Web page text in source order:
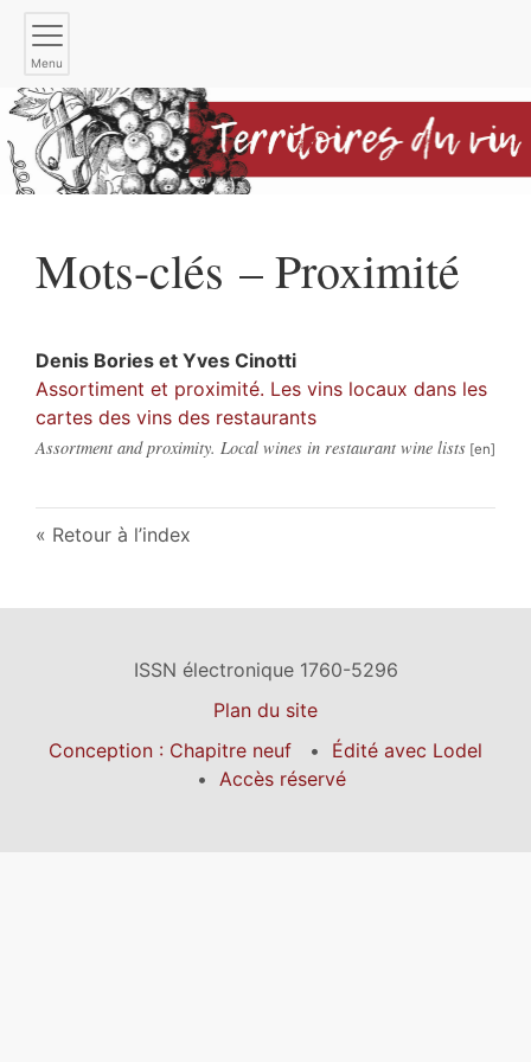
Menu
Mots-clés – Proximité
Denis Bories et Yves Cinotti
Assortiment et proximité. Les vins locaux dans les
cartes des vins des restaurants
Assortment and proximity. Local wines in restaurant wine lists
Retour à l’index
ISSN électronique 1760-5296
Plan du site
Conception : Chapitre neuf
Édité avec Lodel
Accès réservé